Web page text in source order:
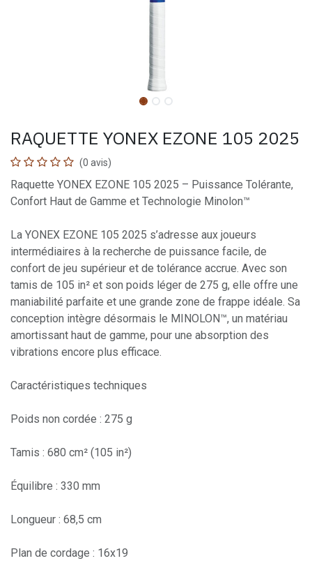
RAQUETTE YONEX EZONE 105 2025
(0 avis)
Raquette YONEX EZONE 105 2025 – Puissance Tolérante,
Confort Haut de Gamme et Technologie Minolon™
La YONEX EZONE 105 2025 s’adresse aux joueurs
intermédiaires à la recherche de puissance facile, de
confort de jeu supérieur et de tolérance accrue. Avec son
tamis de 105 in² et son poids léger de 275 g, elle offre une
maniabilité parfaite et une grande zone de frappe idéale. Sa
conception intègre désormais le MINOLON™, un matériau
amortissant haut de gamme, pour une absorption des
vibrations encore plus efficace.
Caractéristiques techniques
Poids non cordée : 275 g
Tamis : 680 cm² (105 in²)
Équilibre : 330 mm
Longueur : 68,5 cm
Plan de cordage : 16x19